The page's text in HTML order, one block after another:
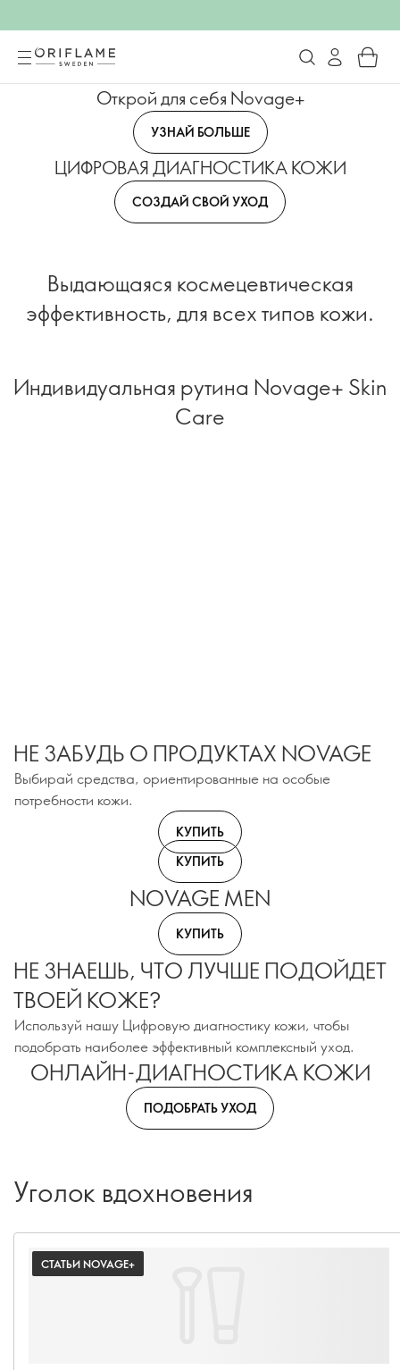
Открой для себя Novage+
УЗНАЙ БОЛЬШЕ
ЦИФРОВАЯ ДИАГНОСТИКА КОЖИ
СОЗДАЙ СВОЙ УХОД
Выдающаяся космецевтическая
эффективность, для всех типов кожи.
Индивидуальная рутина Novage+ Skin
Care
НЕ ЗАБУДЬ О ПРОДУКТАХ NOVAGE
Выбирай средства, ориентированные на особые
потребности кожи.
КУПИТЬ
КУПИТЬ
NOVAGE MEN
КУПИТЬ
НЕ ЗНАЕШЬ, ЧТО ЛУЧШЕ ПОДОЙДЕТ
ТВОЕЙ КОЖЕ?
Используй нашу Цифровую диагностику кожи, чтобы
подобрать наиболее эффективный комплексный уход.
ОНЛАЙН-ДИАГНОСТИКА КОЖИ
ПОДОБРАТЬ УХОД
Уголок вдохновения
СТАТЬИ NOVAGE+